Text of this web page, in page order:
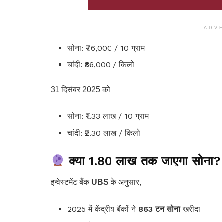
सोना: ₹76,000 / 10 ग्राम
चांदी: ₹86,000 / किलो
31 दिसंबर 2025 को:
सोना: ₹1.33 लाख / 10 ग्राम
चांदी: ₹2.30 लाख / किलो
क्या ₹1.80 लाख तक जाएगा सोना?
इन्वेस्टमेंट बैंक UBS के अनुसार,
2025 में केंद्रीय बैंकों ने 863 टन सोनाखरीदा